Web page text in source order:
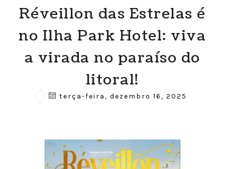
Réveillon das Estrelas é
no Ilha Park Hotel: viva
a virada no paraíso do
litoral!
terça-feira, dezembro 16, 2025